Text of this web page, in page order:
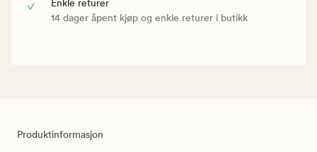
Enkle returer
14 dager åpent kjøp og enkle returer i butikk
Produktinformasjon